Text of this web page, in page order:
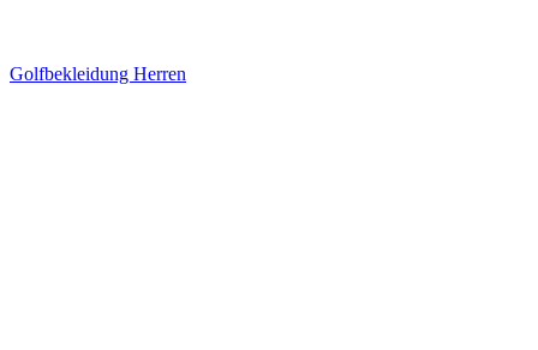
Golfbekleidung Herren